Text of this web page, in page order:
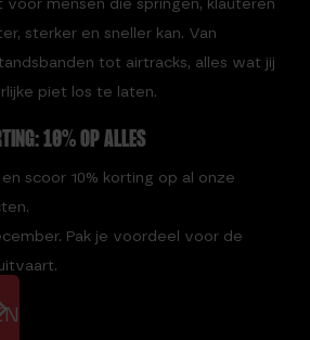
voor mensen die springen, klauteren
sterker en sneller kan. Van
tot airtracks, alles wat jij
piet los te laten.
10% OP ALLES
en scoor 10% korting op al onze
Pak je voordeel voor de